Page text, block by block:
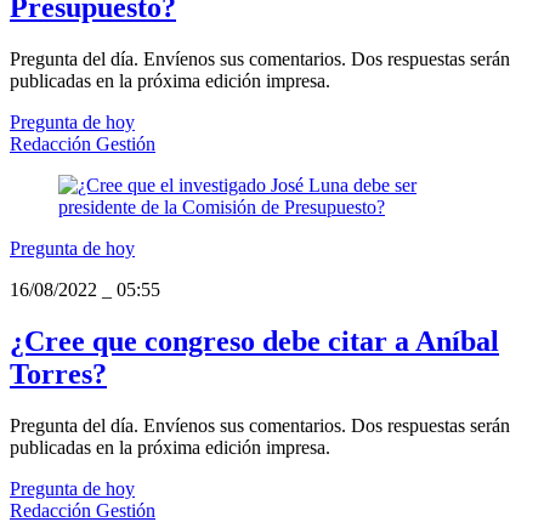
Presupuesto?
Pregunta del día. Envíenos sus comentarios. Dos respuestas serán
publicadas en la próxima edición impresa.
Pregunta de hoy
Redacción Gestión
Pregunta de hoy
16/08/2022
05:55
¿Cree que congreso debe citar a Aníbal
Torres?
Pregunta del día. Envíenos sus comentarios. Dos respuestas serán
publicadas en la próxima edición impresa.
Pregunta de hoy
Redacción Gestión